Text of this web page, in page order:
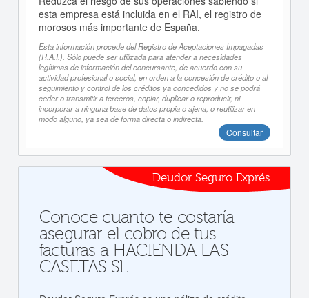
esta empresa está incluida en el RAI, el registro de
morosos más importante de España.
Esta información procede del Registro de Aceptaciones Impagadas
(R.A.I.). Sólo puede ser utilizada para atender a necesidades
legítimas de información del concursante, de acuerdo con su
actividad profesional o social, en orden a la concesión de crédito o al
seguimiento y control de los créditos ya concedidos y no se podrá
ceder o transmitir a terceros, copiar, duplicar o reproducir, ni
incorporar a ninguna base de datos propia o ajena, o reutilizar en
modo alguno, ya sea de forma directa o indirecta.
Consultar
Deudor Seguro Exprés
Conoce cuanto te costaría
asegurar el cobro de tus
facturas a HACIENDA LAS
CASETAS SL.